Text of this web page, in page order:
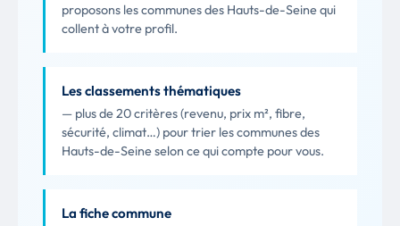
proposons les communes des Hauts-de-Seine qui
collent à votre profil.
Les classements thématiques
— plus de 20 critères (revenu, prix m², fibre,
sécurité, climat…) pour trier les communes des
Hauts-de-Seine selon ce qui compte pour vous.
La fiche commune